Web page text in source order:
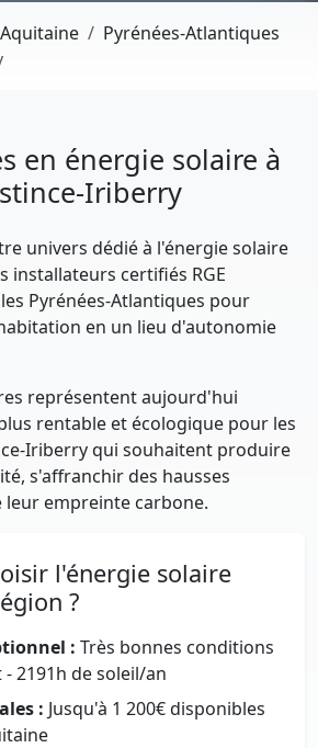
Pyrénées-Atlantiques
en énergie solaire à
Iriberry
univers dédié à l'énergie solaire
installateurs certifiés RGE
Pyrénées-Atlantiques pour
en un lieu d'autonomie
représentent aujourd'hui
rentable et écologique pour les
Iriberry qui souhaitent produire
s'affranchir des hausses
empreinte carbone.
l'énergie solaire
?
: Très bonnes conditions
2191h de soleil/an
: Jusqu'à 1 200€ disponibles